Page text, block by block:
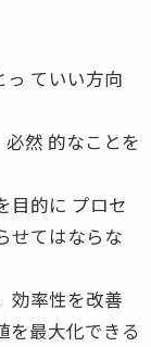
っ ていい方向
然 的なことを
目的に プロセ
せてはならな
効率性を改善
を最大化できる